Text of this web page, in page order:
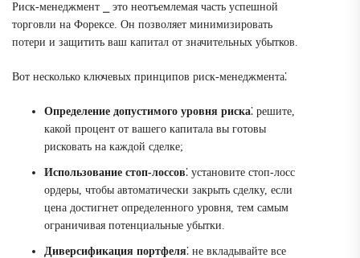
Риск-менеджмент ⎯ это неотъемлемая часть успешной
торговли на Форексе. Он позволяет минимизировать
потери и защитить ваш капитал от значительных убытков.
Вот несколько ключевых принципов риск-менеджмента⁚
Определение допустимого уровня риска⁚ решите,
какой процент от вашего капитала вы готовы
рисковать на каждой сделке;
Использование стоп-лоссов⁚ установите стоп-лосс
ордеры, чтобы автоматически закрыть сделку, если
цена достигнет определенного уровня, тем самым
ограничивая потенциальные убытки.
Диверсификация портфеля⁚ не вкладывайте все